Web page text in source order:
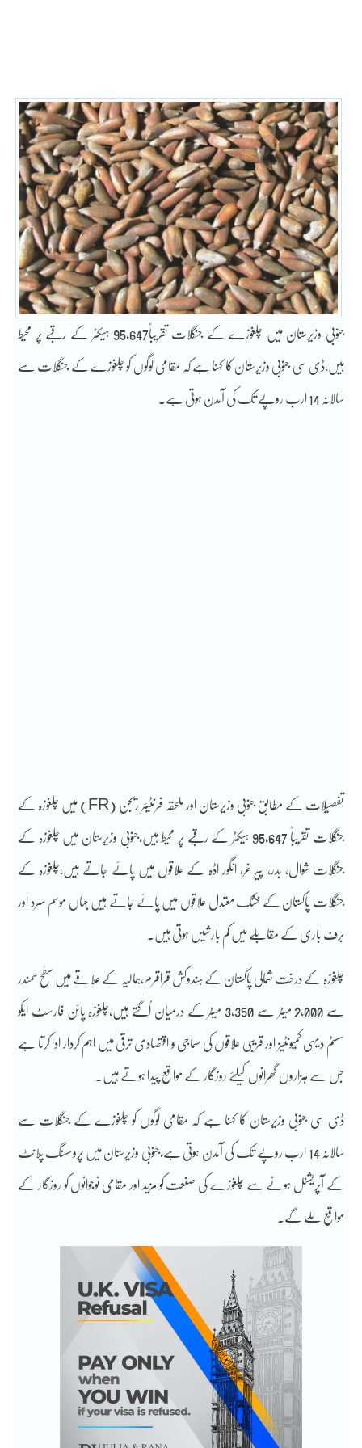
جنوبی وزیرستان میں چلغوزے کے جنگلات تقریباً95,647 ہیکٹر کے رقبے پر محیط
ہیں،ڈی سی جنوبی وزیرستان کا کہنا ہے کہ مقامی لوگوں کو چلغوزے کے جنگلات سے
سالانہ 14 ارب روپے تک کی آمدن ہوتی ہے۔
تفصیلات کے مطابق جنوبی وزیرستان اور ملحقہ فرنٹیئر ریجن (FR) میں چلغوزہ کے
جنگلات تقریباً 95,647 ہیکٹر کے رقبے پر محیط ہیں،جنوبی وزیرستان میں چلغوزہ کے
جنگلات شوال، بدر، پیر غر، انگور اڈہ کے علاقوں میں پائے جاتے ہیں،چلغوزہ کے
جنگلات پاکستان کے خشک معتدل علاقوں میں پائے جاتے ہیں جہاں موسم سرد اور
برف باری کے مقابلے میں کم بارشیں ہوتی ہیں۔
چلغوزہ کے درخت شمالی پاکستان کے ہندوکش قراقرم،ہمالیہ کے علاقے میں سطح سمندر
سے 2,000 میٹر سے 3,350 میٹر کے درمیان اُگتے ہیں،چلغوزہ پائن فارسٹ ایکو
سسٹم دیہی کمیونٹیز اور قریبی علاقوں کی سماجی و اقتصادی ترقی میں اہم کردار ادا کرتا ہے
جس سے ہزاروں گھرانوں کیلۓ روزگار کے مواقع پیدا ہوتے ہیں۔
ڈی سی جنوبی وزیرستان کا کہنا ہے کہ مقامی لوگوں کو چلغوزے کے جنگلات سے
سالانہ 14 ارب روپے تک کی آمدن ہوتی ہے،جنوبی وزیرستان میں پروسسنگ پلانٹ
کے آپریشنل ہونے سے چلغوزے کی صنعت کو مزید اور مقامی نوجوانوں کو روزگار کے
مواقع ملے گے۔